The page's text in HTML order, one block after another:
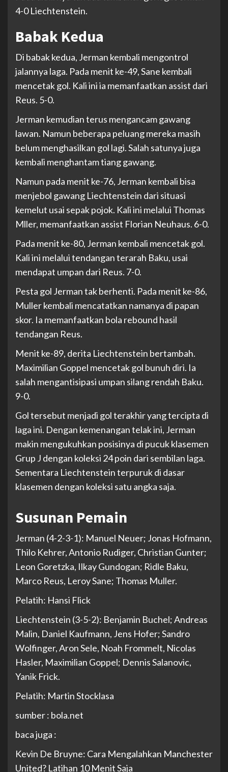
4-0 Liechtenstein.
Babak Kedua
Di babak kedua, Jerman kembali mengontrol
jalannya laga. Pada menit ke-49, Sane kembali
mencetak gol. Kali ini ia memanfaatkan assist dari
Reus. 5-0.
Jerman kemudian terus mengancam gawang
lawan. Namun beberapa peluang mereka masih
belum menghasilkan gol lagi. Salah satunya juga
kembali menghantam tiang gawang.
Namun pada menit ke-76, Jerman kembali bisa
menjebol gawang Liechtenstein dari situasi
kemelut usai sepak pojok. Kali ini melalui Thomas
Mller, memanfaatkan assist Florian Neuhaus. 6-0.
Pada menit ke-80, Jerman kembali mencetak gol.
Kali ini melalui tendangan terarah Baku, usai
mendapat umpan dari Reus. 7-0.
Pesta gol Jerman tak berhenti. Pada menit ke-86,
Muller kembali mencatatkan namanya di papan
skor. Ia memanfaatkan bola rebound hasil
tendangan Reus.
Menit ke-89, derita Liechtenstein bertambah.
Maximilian Goppel mencetak gol bunuh diri. Ia
salah mengantisipasi umpan silang rendah Baku.
9-0.
Gol tersebut menjadi gol terakhir yang tercipta di
laga ini. Dengan kemenangan telak ini, Jerman
makin mengukuhkan posisinya di pucuk klasemen
Grup J dengan koleksi 24 poin dari sembilan laga.
Sementara Liechtenstein terpuruk di dasar
klasemen dengan koleksi satu angka saja.
Susunan Pemain
Jerman (4-2-3-1): Manuel Neuer; Jonas Hofmann,
Thilo Kehrer, Antonio Rudiger, Christian Gunter;
Leon Goretzka, Ilkay Gundogan; Ridle Baku,
Marco Reus, Leroy Sane; Thomas Muller.
Pelatih: Hansi Flick
Liechtenstein (3-5-2): Benjamin Buchel; Andreas
Malin, Daniel Kaufmann, Jens Hofer; Sandro
Wolfinger, Aron Sele, Noah Frommelt, Nicolas
Hasler, Maximilian Goppel; Dennis Salanovic,
Yanik Frick.
Pelatih: Martin Stocklasa
sumber : bola.net
baca juga :
Kevin De Bruyne: Cara Mengalahkan Manchester
United? Latihan 10 Menit Saja